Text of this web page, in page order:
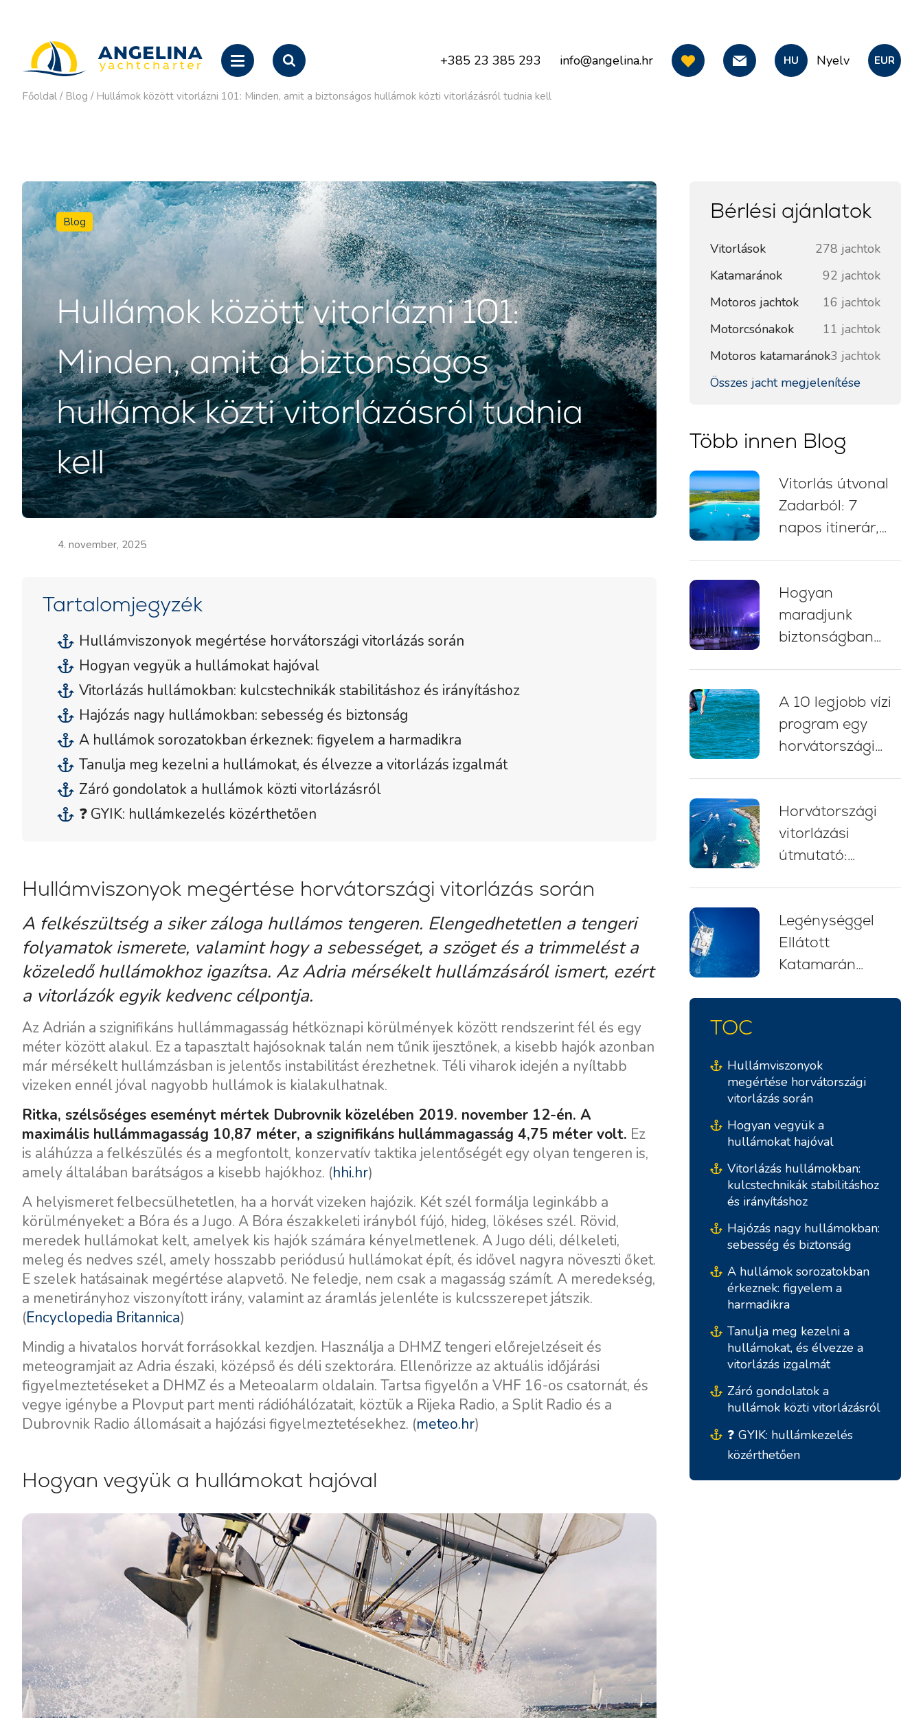
+385 23 385 293 info@angelina.hr HU Nyelv EUR
Főoldal / Blog / Hullámok között vitorlázni 101: Minden, amit a biztonságos hullámok közti vitorlázásról tudnia kell
Blog
Hullámok között vitorlázni 101:
Minden, amit a biztonságos
hullámok közti vitorlázásról tudnia
kell
4. november, 2025
Tartalomjegyzék
Hullámviszonyok megértése horvátországi vitorlázás során
Hogyan vegyük a hullámokat hajóval
Vitorlázás hullámokban: kulcstechnikák stabilitáshoz és irányításhoz
Hajózás nagy hullámokban: sebesség és biztonság
A hullámok sorozatokban érkeznek: figyelem a harmadikra
Tanulja meg kezelni a hullámokat, és élvezze a vitorlázás izgalmát
Záró gondolatok a hullámok közti vitorlázásról
❓ GYIK: hullámkezelés közérthetően
Hullámviszonyok megértése horvátországi vitorlázás során
A felkészültség a siker záloga hullámos tengeren. Elengedhetetlen a tengeri
folyamatok ismerete, valamint hogy a sebességet, a szöget és a trimmelést a
közeledő hullámokhoz igazítsa. Az Adria mérsékelt hullámzásáról ismert, ezért
a vitorlázók egyik kedvenc célpontja.
Az Adrián a szignifikáns hullámmagasság hétköznapi körülmények között rendszerint fél és egy
méter között alakul. Ez a tapasztalt hajósoknak talán nem tűnik ijesztőnek, a kisebb hajók azonban
már mérsékelt hullámzásban is jelentős instabilitást érezhetnek. Téli viharok idején a nyíltabb
vizeken ennél jóval nagyobb hullámok is kialakulhatnak.
Ritka, szélsőséges eseményt mértek Dubrovnik közelében 2019. november 12-én. A
maximális hullámmagasság 10,87 méter, a szignifikáns hullámmagasság 4,75 méter volt. Ez
is aláhúzza a felkészülés és a megfontolt, konzervatív taktika jelentőségét egy olyan tengeren is,
amely általában barátságos a kisebb hajókhoz. (hhi.hr)
A helyismeret felbecsülhetetlen, ha a horvát vizeken hajózik. Két szél formálja leginkább a
körülményeket: a Bóra és a Jugo. A Bóra északkeleti irányból fújó, hideg, lökéses szél. Rövid,
meredek hullámokat kelt, amelyek kis hajók számára kényelmetlenek. A Jugo déli, délkeleti,
meleg és nedves szél, amely hosszabb periódusú hullámokat épít, és idővel nagyra növeszti őket.
E szelek hatásainak megértése alapvető. Ne feledje, nem csak a magasság számít. A meredekség,
a menetirányhoz viszonyított irány, valamint az áramlás jelenléte is kulcsszerepet játszik.
(Encyclopedia Britannica)
Mindig a hivatalos horvát forrásokkal kezdjen. Használja a DHMZ tengeri előrejelzéseit és
meteogramjait az Adria északi, középső és déli szektorára. Ellenőrizze az aktuális időjárási
figyelmeztetéseket a DHMZ és a Meteoalarm oldalain. Tartsa figyelőn a VHF 16-os csatornát, és
vegye igénybe a Plovput part menti rádióhálózatait, köztük a Rijeka Radio, a Split Radio és a
Dubrovnik Radio állomásait a hajózási figyelmeztetésekhez. (meteo.hr)
Hogyan vegyük a hullámokat hajóval
Bérlési ajánlatok
Vitorlások
278 jachtok
Katamaránok
92 jachtok
Motoros jachtok
16 jachtok
Motorcsónakok
11 jachtok
Motoros katamaránok3 jachtok
Összes jacht megjelenítése
Több innen Blog
Vitorlás útvonal
Zadarból: 7
napos itinerár,
kikötési tanácsok
Hogyan
maradjunk
biztonságban
Horvátországban:
5 alapvető bevált
gyakorlat
A 10 legjobb vízi
program egy
horvátországi
Horvátországi
vitorlázási
útmutató:
tanácsok
kezdőknek
(2026)
Legénységgel
Ellátott
Katamarán
Horvátországban:
TOC
Hullámviszonyok
megértése horvátországi
vitorlázás során
Hogyan vegyük a
hullámokat hajóval
Vitorlázás hullámokban:
kulcstechnikák stabilitáshoz
és irányításhoz
Hajózás nagy hullámokban:
sebesség és biztonság
A hullámok sorozatokban
érkeznek: figyelem a
harmadikra
Tanulja meg kezelni a
hullámokat, és élvezze a
vitorlázás izgalmát
Záró gondolatok a
hullámok közti vitorlázásról
❓ GYIK: hullámkezelés
közérthetően
Kapcsolat
Rólunk
Partnerek
GYIK
Flottánk
Motorcsónakok
Motoros katamaránok
Motoros jachtok
Szolgáltatások
Kapitányos Jachtbérlés
Ellátott Jachtbérlés
Flottilla Jachtbérlés
Valovie - Távoli Vitorlázási
Asszisztens
Bali katamarán bérlés
Úti célok
Rogoznica
Split vitorlázási régió
Trogir
Dubrovnik Vitorlázási
Régió
Isztria Vitorlázási Régió
Kvarner Vitorlázási Régió
Marina Kremik, Primošten
Yachtklub Seget - Marina
Marina Trogir - ACI
Központi Bázisok
Marina Šangulin, Biograd